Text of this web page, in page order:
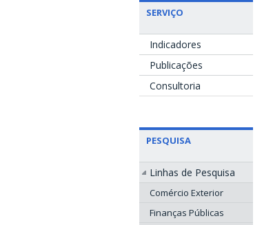
SERVIÇO
Indicadores
Publicações
Consultoria
PESQUISA
Linhas de Pesquisa
Comércio Exterior
Finanças Públicas